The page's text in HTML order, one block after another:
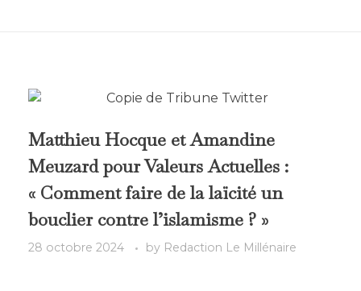
Matthieu Hocque et Amandine
Meuzard pour Valeurs Actuelles :
« Comment faire de la laïcité un
bouclier contre l’islamisme ? »
28 octobre 2024 by Redaction Le Millénaire